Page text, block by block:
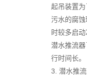
起吊装置
污水的腐
时较多启
潜水推流
行时间长。
3. 潜水推